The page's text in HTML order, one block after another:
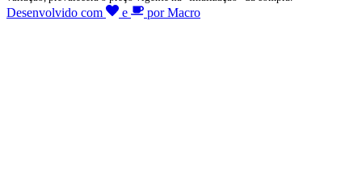
Desenvolvido com e por Macro